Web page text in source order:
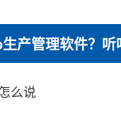
产管理软件？
么说